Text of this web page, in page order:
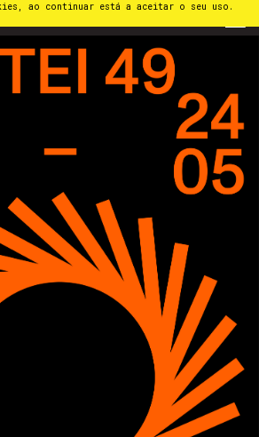
ao continuar está a aceitar o seu uso.